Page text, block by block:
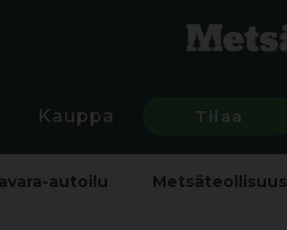
Kauppa Tilaa
autoilu Metsäteollisuus